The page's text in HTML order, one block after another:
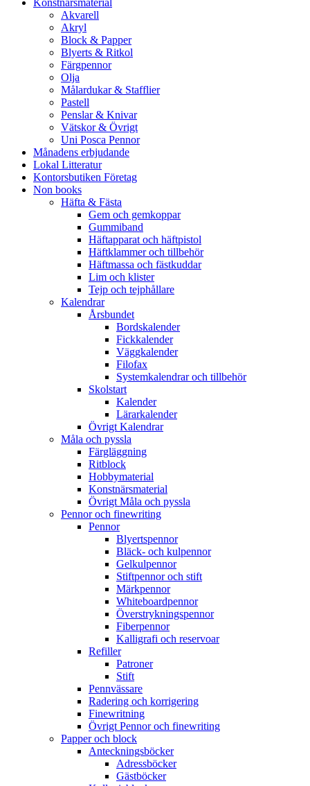
Konstnärsmaterial
Akvarell
Akryl
Block & Papper
Blyerts & Ritkol
Färgpennor
Olja
Målardukar & Stafflier
Pastell
Penslar & Knivar
Vätskor & Övrigt
Uni Posca Pennor
Månadens erbjudande
Lokal Litteratur
Kontorsbutiken Företag
Non books
Häfta & Fästa
Gem och gemkoppar
Gummiband
Häftapparat och häftpistol
Häftklammer och tillbehör
Häftmassa och fästkuddar
Lim och klister
Tejp och tejphållare
Kalendrar
Årsbundet
Bordskalender
Fickkalender
Väggkalender
Filofax
Systemkalendrar och tillbehör
Skolstart
Kalender
Lärarkalender
Övrigt Kalendrar
Måla och pyssla
Färgläggning
Ritblock
Hobbymaterial
Konstnärsmaterial
Övrigt Måla och pyssla
Pennor och finewriting
Pennor
Blyertspennor
Bläck- och kulpennor
Gelkulpennor
Stiftpennor och stift
Märkpennor
Whiteboardpennor
Överstrykningspennor
Fiberpennor
Kalligrafi och reservoar
Refiller
Patroner
Stift
Pennvässare
Radering och korrigering
Finewritning
Övrigt Pennor och finewriting
Papper och block
Anteckningsböcker
Adressböcker
Gästböcker